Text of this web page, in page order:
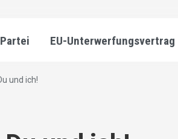
Partei EU-Unterwerfungsvertrag
und ich!